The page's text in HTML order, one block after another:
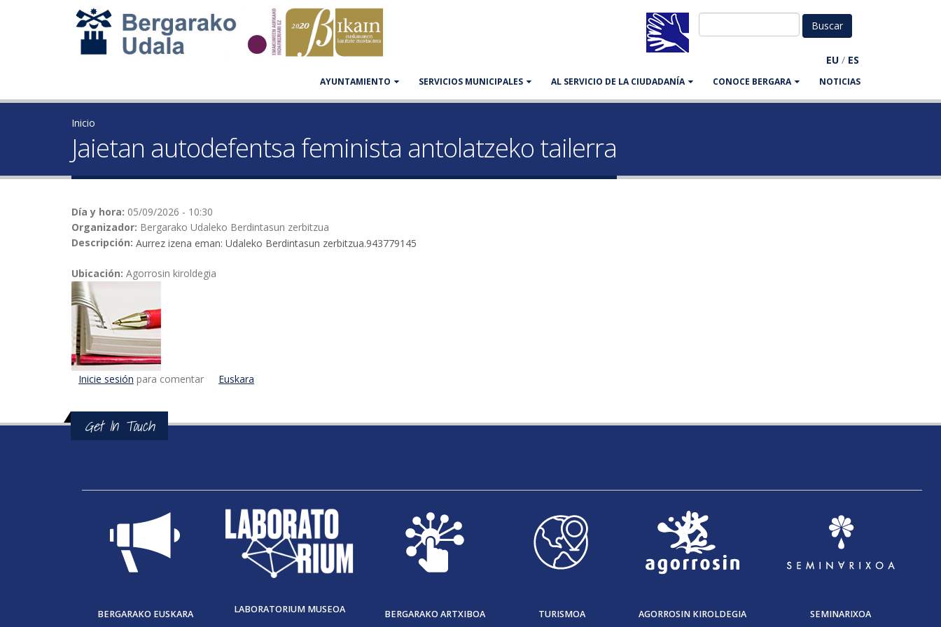
EU / ES
AYUNTAMIENTO SERVICIOS MUNICIPALES AL SERVICIO DE LA CIUDADANÍA CONOCE BERGARA NOTICIAS
Inicio
Jaietan autodefentsa feminista antolatzeko tailerra
Día y hora: 05/09/2026 - 10:30
Organizador: Bergarako Udaleko Berdintasun zerbitzua
Descripción: Aurrez izena eman: Udaleko Berdintasun zerbitzua.943779145
Ubicación: Agorrosin kiroldegia
Inicie sesión para comentar Euskara
Get In Touch
BERGARAKO EUSKARA LABORATORIUM MUSEOA BERGARAKO ARTXIBOA TURISMOA AGORROSIN KIROLDEGIA SEMINARIXOA